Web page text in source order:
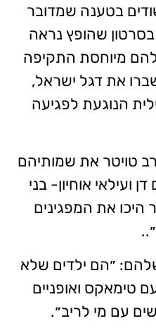
בטענה שמדובר
שהופץ נראה
מיוחסת התקיפה
את דגל ישראל,
הנוגעת לפגיעה
טויטר את שמותיהם
ועילאי אוחיון- בני
היכו את המפגינים
״הם ילדים שלא
טימאקס ואופניים
עם מי לריב״.